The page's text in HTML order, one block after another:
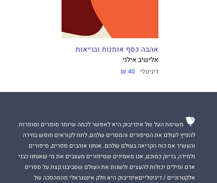
אהבה כסף אומנות ובריאות
אלישיב אילני
דיגיטלי 40 ₪
משימת העל של אינדיבוק היא לאפשר לכמה שיותר סופרים וסופרות
להפיץ לעולם את הסיפורים והמסרים שלהם, לתת לקוראים חופש בחירה
והעשיר את כוח הקריאה בעולם שלהם. אנחנו אוהבים ספרים, סיפורים
ולמידה, בדיוק כמוכם, אנו מאמינים שסיפורים מעצבים את מי שאנחנו כבני
אדם ומילים יכולות להעצים ולשנות את העולם שסביבנו.קצת על ספרים
אלקטרוניים / דיגיטלייםאינדיבוק היא חלק אינטגראלי מהמהפכה של